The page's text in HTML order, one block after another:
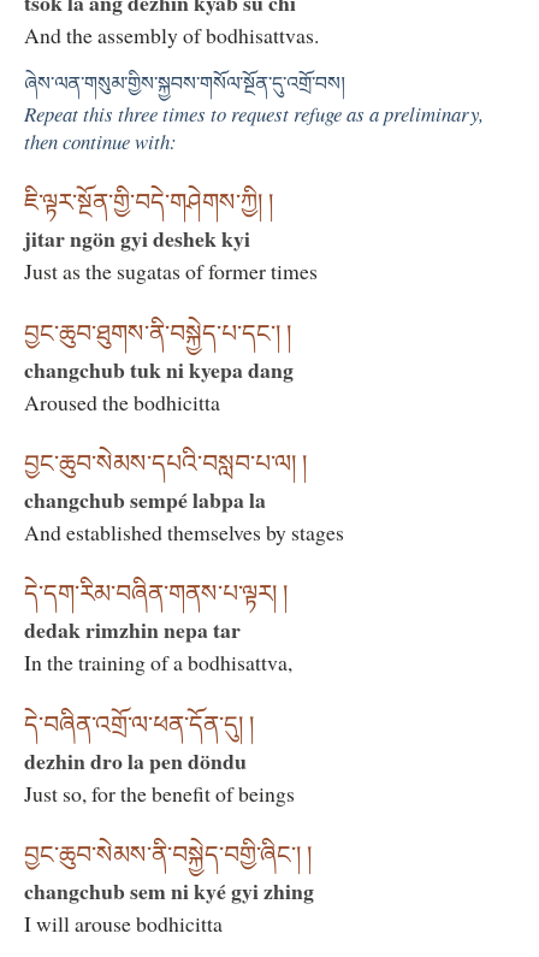
And the assembly of bodhisattvas.
ཞེས་ལན་གསུམ་གྱིས་སྐྱབས་གསོལ་སྔོན་དུ་འགྲོ་བས།
Repeat this three times to request refuge as a preliminary,
then continue with:
ཇི་ལྟར་སྔོན་གྱི་བདེ་གཤེགས་ཀྱི། །
jitar ngön gyi deshek kyi
Just as the sugatas of former times
བྱང་ཆུབ་ཐུགས་ནི་བསྐྱེད་པ་དང་། །
changchub tuk ni kyepa dang
Aroused the bodhicitta
བྱང་ཆུབ་སེམས་དཔའི་བསླབ་པ་ལ། །
changchub sempé labpa la
And established themselves by stages
དེ་དག་རིམ་བཞིན་གནས་པ་ལྟར། །
dedak rimzhin nepa tar
In the training of a bodhisattva,
དེ་བཞིན་འགྲོ་ལ་ཕན་དོན་དུ། །
dezhin dro la pen döndu
Just so, for the benefit of beings
བྱང་ཆུབ་སེམས་ནི་བསྐྱེད་བགྱི་ཞིང་། །
changchub sem ni kyé gyi zhing
I will arouse bodhicitta